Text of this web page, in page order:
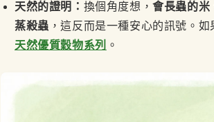
天然的證明： 換個角度想，會長蟲的米
蒸殺蟲 ，這反而是一種安心的訊號。
天然優質穀物系列 。